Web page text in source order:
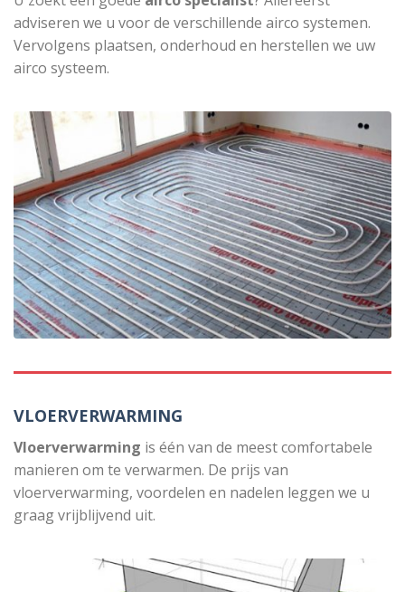
adviseren we u voor de verschillende airco systemen.
Vervolgens plaatsen, onderhoud en herstellen we uw
airco systeem.
VLOERVERWARMING
Vloerverwarming is één van de meest comfortabele
manieren om te verwarmen. De prijs van
vloerverwarming, voordelen en nadelen leggen we u
graag vrijblijvend uit.